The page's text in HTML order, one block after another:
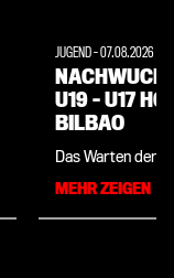
JUGEND-07.08.2026
U19 – U17
BILBAO
Das Warten der
vergangenen
MEHR ZEIGEN